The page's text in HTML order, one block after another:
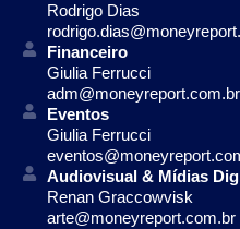
Rodrigo Dias
Financeiro
Giulia Ferrucci
adm@moneyreport.com.br
Eventos
Giulia Ferrucci
Audiovisual & Mídias
Renan Graccowvisk
arte@moneyreport.com.br